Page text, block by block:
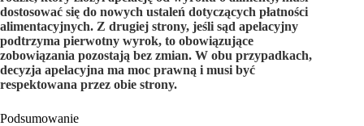
dostosować się do nowych ustaleń dotyczących płatności
alimentacyjnych. Z drugiej strony, jeśli sąd apelacyjny
podtrzyma pierwotny wyrok, to obowiązujące
zobowiązania pozostają bez zmian. W obu przypadkach,
decyzja apelacyjna ma moc prawną i musi być
respektowana przez obie strony.
Podsumowanie